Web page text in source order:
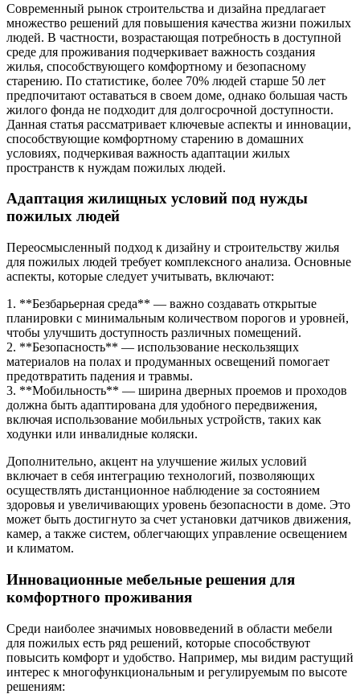
Современный рынок строительства и дизайна предлагает
множество решений для повышения качества жизни пожилых
людей. В частности, возрастающая потребность в доступной
среде для проживания подчеркивает важность создания
жилья, способствующего комфортному и безопасному
старению. По статистике, более 70% людей старше 50 лет
предпочитают оставаться в своем доме, однако большая часть
жилого фонда не подходит для долгосрочной доступности.
Данная статья рассматривает ключевые аспекты и инновации,
способствующие комфортному старению в домашних
условиях, подчеркивая важность адаптации жилых
пространств к нуждам пожилых людей.
Адаптация жилищных условий под нужды
пожилых людей
Переосмысленный подход к дизайну и строительству жилья
для пожилых людей требует комплексного анализа. Основные
аспекты, которые следует учитывать, включают:
1. **Безбарьерная среда** — важно создавать открытые
планировки с минимальным количеством порогов и уровней,
чтобы улучшить доступность различных помещений.
2. **Безопасность** — использование нескользящих
материалов на полах и продуманных освещений помогает
предотвратить падения и травмы.
3. **Мобильность** — ширина дверных проемов и проходов
должна быть адаптирована для удобного передвижения,
включая использование мобильных устройств, таких как
ходунки или инвалидные коляски.
Дополнительно, акцент на улучшение жилых условий
включает в себя интеграцию технологий, позволяющих
осуществлять дистанционное наблюдение за состоянием
здоровья и увеличивающих уровень безопасности в доме. Это
может быть достигнуто за счет установки датчиков движения,
камер, а также систем, облегчающих управление освещением
и климатом.
Инновационные мебельные решения для
комфортного проживания
Среди наиболее значимых нововведений в области мебели
для пожилых есть ряд решений, которые способствуют
повысить комфорт и удобство. Например, мы видим растущий
интерес к многофункциональным и регулируемым по высоте
решениям: